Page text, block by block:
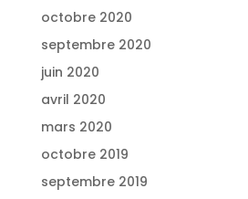
octobre 2020
septembre 2020
juin 2020
avril 2020
mars 2020
octobre 2019
septembre 2019